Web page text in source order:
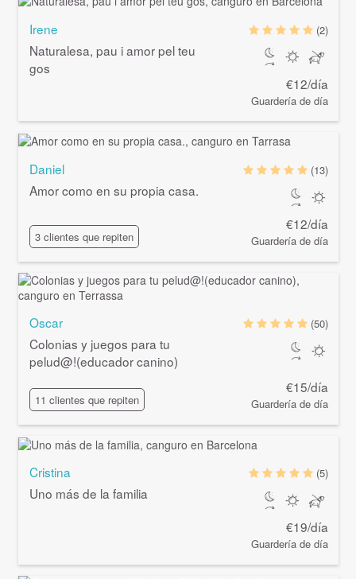
Irene
Naturalesa, pau i amor pel teu
gos
(2)
€12/día
Guardería de día
Daniel
Amor como en su propia casa.
3 clientes que repiten
(13)
€12/día
Guardería de día
Oscar
Colonias y juegos para tu
pelud@!(educador canino)
11 clientes que repiten
(50)
€15/día
Guardería de día
Cristina
Uno más de la familia
(5)
€19/día
Guardería de día